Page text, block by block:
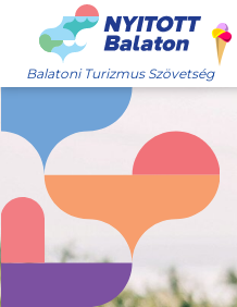
Balatoni Turizmus Szövetség